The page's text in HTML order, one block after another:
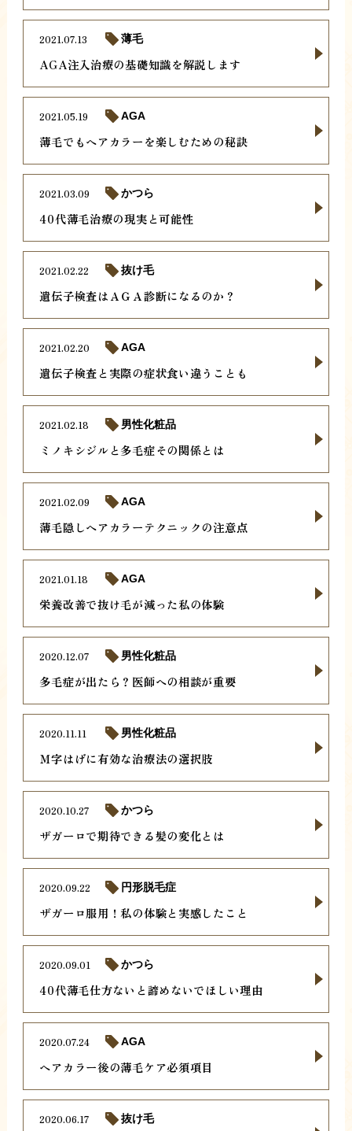
AGA注入治療の基礎知識を解説します
2021.07.13 薄毛
薄毛でもヘアカラーを楽しむための秘訣
2021.05.19 AGA
40代薄毛治療の現実と可能性
2021.03.09 かつら
遺伝子検査はＡＧＡ診断になるのか？
2021.02.22 抜け毛
遺伝子検査と実際の症状食い違うことも
2021.02.20 AGA
ミノキシジルと多毛症その関係とは
2021.02.18 男性化粧品
薄毛隠しヘアカラーテクニックの注意点
2021.02.09 AGA
栄養改善で抜け毛が減った私の体験
2021.01.18 AGA
多毛症が出たら？医師への相談が重要
2020.12.07 男性化粧品
Ｍ字はげに有効な治療法の選択肢
2020.11.11 男性化粧品
ザガーロで期待できる髪の変化とは
2020.10.27 かつら
ザガーロ服用！私の体験と実感したこと
2020.09.22 円形脱毛症
40代薄毛仕方ないと諦めないでほしい理由
2020.09.01 かつら
ヘアカラー後の薄毛ケア必須項目
2020.07.24 AGA
2020.06.17 抜け毛